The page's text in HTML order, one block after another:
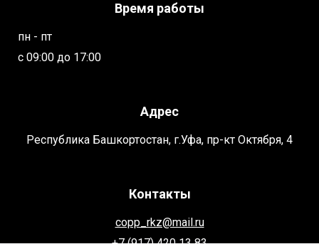
Время работы
пн - пт
с 09:00 до 17:00
Адрес
Республика Башкортостан, г.Уфа, пр-кт Октября, 4
Контакты
copp_rkz@mail.ru
+7 (917) 420 13 83